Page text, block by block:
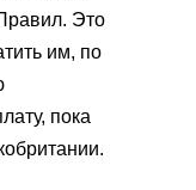
Это
им, по
пока